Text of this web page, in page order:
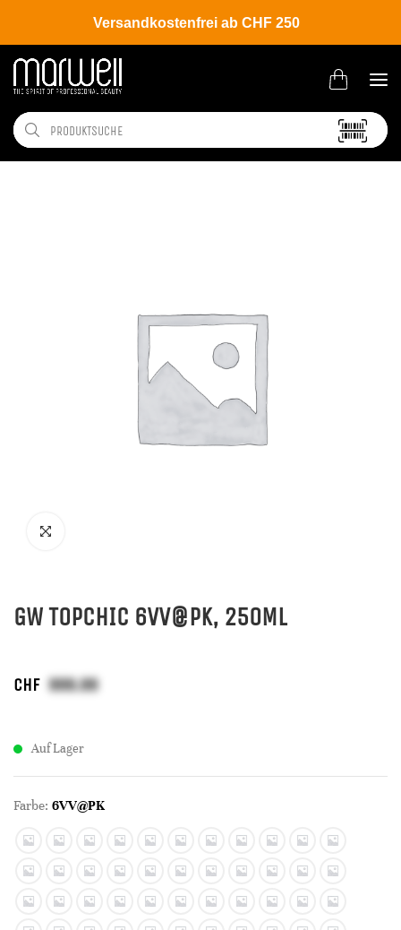
Versandkostenfrei ab CHF 250
Shop Hair Coloration Permanente Haarfarbe
GW TOPCHIC 6VV@PK, 250ML
CHF
Auf Lager
Farbe: 6VV@PK